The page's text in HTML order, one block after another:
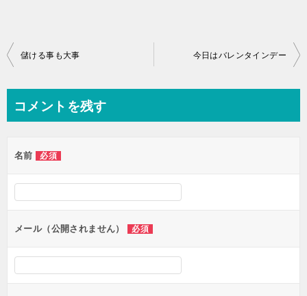
投
ビ
ー
シ
ン
儲ける事も大事 今日はバレンタインデー
コメントを残す
名前 必須
メール（公開されません） 必須